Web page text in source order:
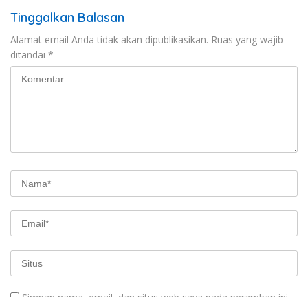
Tinggalkan Balasan
Alamat email Anda tidak akan dipublikasikan. Ruas yang wajib
ditandai *